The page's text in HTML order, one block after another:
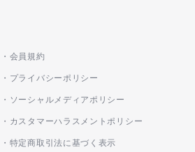
会員規約
プライバシーポリシー
ソーシャルメディアポリシー
カスタマーハラスメントポリシー
特定商取引法に基づく表示